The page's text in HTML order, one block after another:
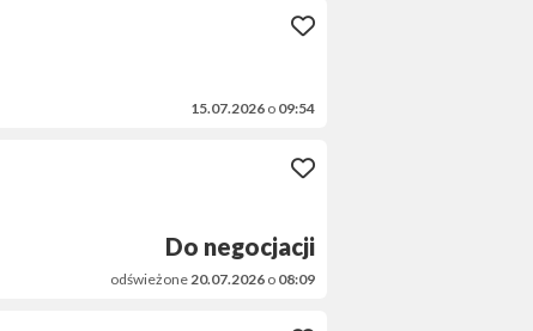
15.07.2026 o 09:54
Do negocjacji
odświeżone 20.07.2026 o 08:09